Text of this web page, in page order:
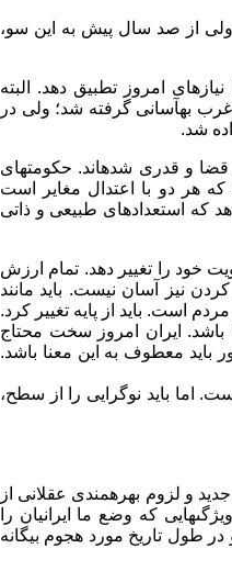
ولى از صد سال پیش به این سو،
نیازهاى امروز تطبیق دهد. البته
به‏آسانى گرفته شد؛ ولى در
شد.
و قدرى شده‏اند. حکومت‏هاى
که هر دو با اعتدال مغایر است
که استعدادهاى طبیعى و ذاتى
خود را تغییر دهد. تمام ارزش
نیز آسان نیست. باید مانند
است. باید از پایه تغییر کرد.
باشد. ایران امروز سخت محتاج
معطوف به این معنا باشد.
اما باید نوگرایى را از سطح،
و لزوم بهره‏مندى عقلانى از
که وضع ما ایرانیان را
طول تاریخ مورد هجوم بیگانه